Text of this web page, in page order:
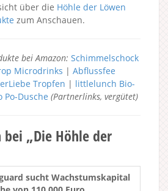
über die Höhle der Löwen
zum Anschauen.
bei Amazon: Schimmelschock
Microdrinks | Abflussfee
Tropfen | littlelunch Bio-
Po-Dusche (Partnerlinks, vergütet)
bei „Die Höhle der
sucht Wachstumskapital